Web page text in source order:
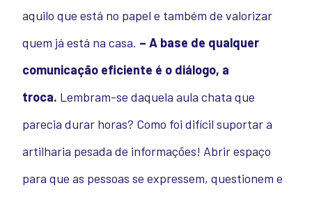
aquilo que está no papel e também de valorizar
quem já está na casa. – A base de qualquer
comunicação eficiente é o diálogo, a
troca. Lembram-se daquela aula chata que
parecia durar horas? Como foi difícil suportar a
artilharia pesada de informações! Abrir espaço
para que as pessoas se expressem, questionem e